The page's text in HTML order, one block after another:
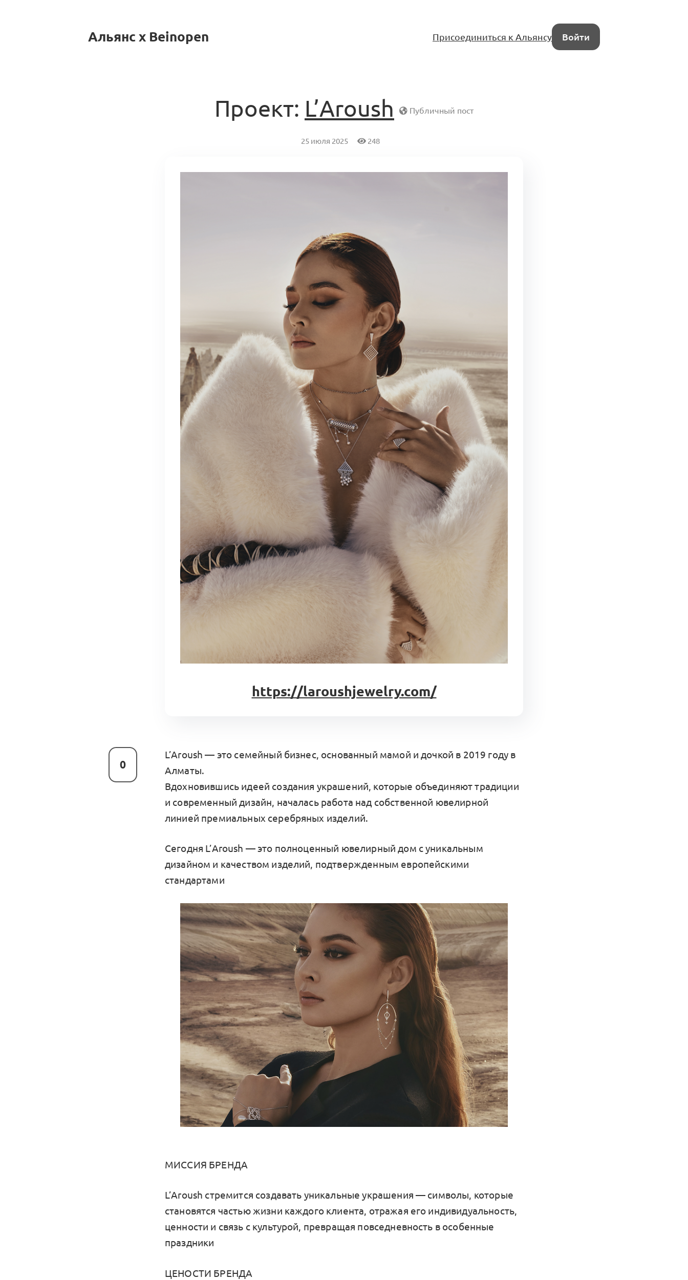
Альянс x Beinopen Присоединиться к Альянсу Войти
Проект: L’Aroush Публичный пост
25 июля 2025 248
https://laroushjewelry.com/
0
L’Aroush — это семейный бизнес, основанный мамой и дочкой в 2019 году в
Алматы.
Вдохновившись идеей создания украшений, которые объединяют традиции
и современный дизайн, началась работа над собственной ювелирной
линией премиальных серебряных изделий.
Сегодня L’Aroush — это полноценный ювелирный дом с уникальным
дизайном и качеством изделий, подтвержденным европейскими
стандартами
МИССИЯ БРЕНДА
L’Aroush стремится создавать уникальные украшения — символы, которые
становятся частью жизни каждого клиента, отражая его индивидуальность,
ценности и связь с культурой, превращая повседневность в особенные
праздники
ЦЕНОСТИ БРЕНДА